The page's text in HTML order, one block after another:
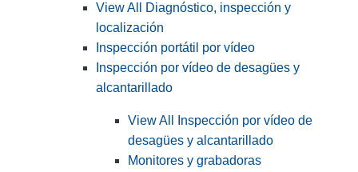
View All Diagnóstico, inspección y
localización
Inspección portátil por vídeo
Inspección por vídeo de desagües y
alcantarillado
View All Inspección por vídeo de
desagües y alcantarillado
Monitores y grabadoras